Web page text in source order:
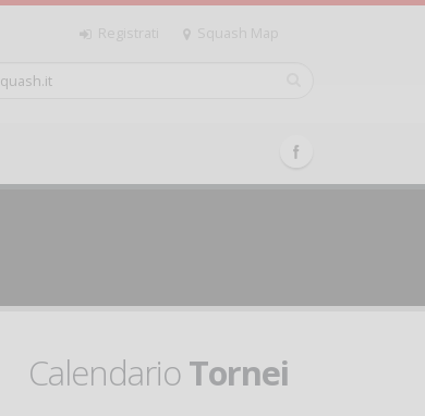
Registrati Squash Map
CalendarioTornei